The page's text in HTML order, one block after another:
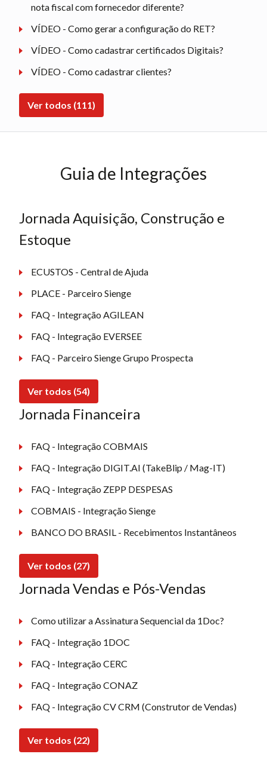
nota fiscal com fornecedor diferente?
VÍDEO - Como gerar a configuração do RET?
VÍDEO - Como cadastrar certificados Digitais?
VÍDEO - Como cadastrar clientes?
Ver todos (111)
Guia de Integrações
Jornada Aquisição, Construção e
Estoque
ECUSTOS - Central de Ajuda
PLACE - Parceiro Sienge
FAQ - Integração AGILEAN
FAQ - Integração EVERSEE
FAQ - Parceiro Sienge Grupo Prospecta
Ver todos (54)
Jornada Financeira
FAQ - Integração COBMAIS
FAQ - Integração DIGIT.AI (TakeBlip / Mag-IT)
FAQ - Integração ZEPP DESPESAS
COBMAIS - Integração Sienge
BANCO DO BRASIL - Recebimentos Instantâneos
Ver todos (27)
Jornada Vendas e Pós-Vendas
Como utilizar a Assinatura Sequencial da 1Doc?
FAQ - Integração 1DOC
FAQ - Integração CERC
FAQ - Integração CONAZ
FAQ - Integração CV CRM (Construtor de Vendas)
Ver todos (22)